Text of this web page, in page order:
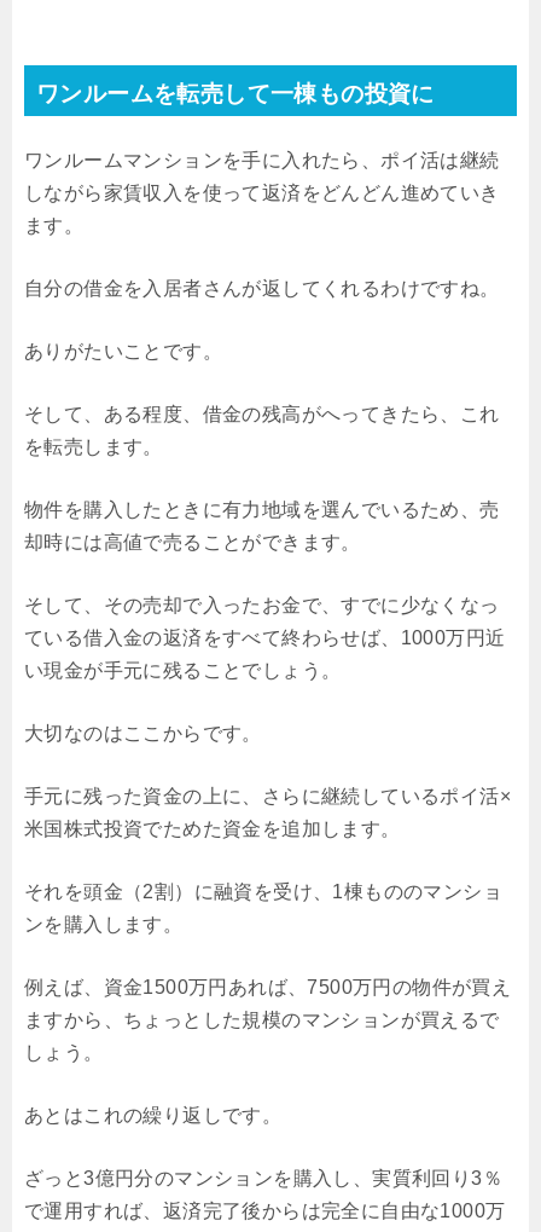
ワンルームを転売して一棟もの投資に
ワンルームマンションを手に入れたら、ポイ活は継続
しながら家賃収入を使って返済をどんどん進めていき
ます。
自分の借金を入居者さんが返してくれるわけですね。
ありがたいことです。
そして、ある程度、借金の残高がへってきたら、これ
を転売します。
物件を購入したときに有力地域を選んでいるため、売
却時には高値で売ることができます。
そして、その売却で入ったお金で、すでに少なくなっ
ている借入金の返済をすべて終わらせば、1000万円近
い現金が手元に残ることでしょう。
大切なのはここからです。
手元に残った資金の上に、さらに継続しているポイ活×
米国株式投資でためた資金を追加します。
それを頭金（2割）に融資を受け、1棟もののマンショ
ンを購入します。
例えば、資金1500万円あれば、7500万円の物件が買え
ますから、ちょっとした規模のマンションが買えるで
しょう。
あとはこれの繰り返しです。
ざっと3億円分のマンションを購入し、実質利回り3％
で運用すれば、返済完了後からは完全に自由な1000万